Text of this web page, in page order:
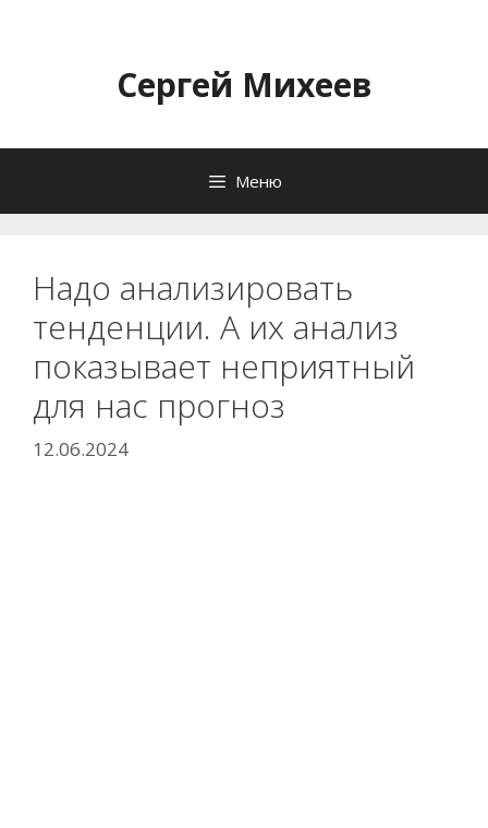
содержимомуСергей Михеев
Меню
Надо анализировать
тенденции. А их анализ
показывает неприятный
для нас прогноз
12.06.2024